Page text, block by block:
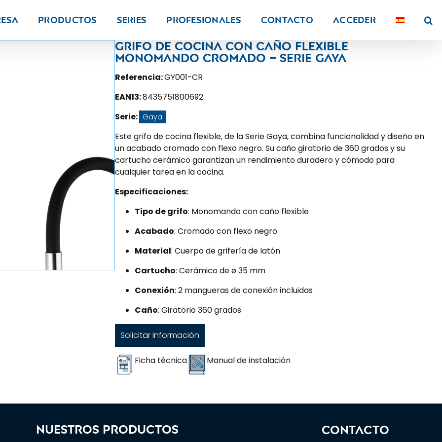
Productos Series PROFESIONALES Contacto Acceder
Grifo de cocina con caño flexible
monomando cromado – serie Gaya
Referencia:GY001-CR
EAN13:8435751800692
Serie: Gaya
Este grifo de cocina flexible, de la Serie Gaya, combina funcionalidad y diseño en
un acabado cromado con flexo negro. Su caño giratorio de 360 grados y su
cartucho cerámico garantizan un rendimiento duradero y cómodo para
cualquier tarea en la cocina.
Especificaciones:
Tipo de grifo: Monomando con caño flexible
Acabado: Cromado con flexo negro
Material: Cuerpo de grifería de latón
Cartucho: Cerámico de ø 35 mm
Conexión: 2 mangueras de conexión incluidas
Caño: Giratorio 360 grados
Solicitar Información
Ficha técnica Manual de instalación
Nuestros productos CONTACTO